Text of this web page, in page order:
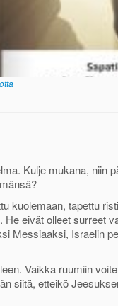
Kulje mukana, niin
kuolemaan, tapettu
eivät olleet surreet
Messiaaksi, Israelin
Vaikka ruumiin
siitä, etteikö